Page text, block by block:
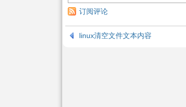
订阅评论
linux清空文件文本内容